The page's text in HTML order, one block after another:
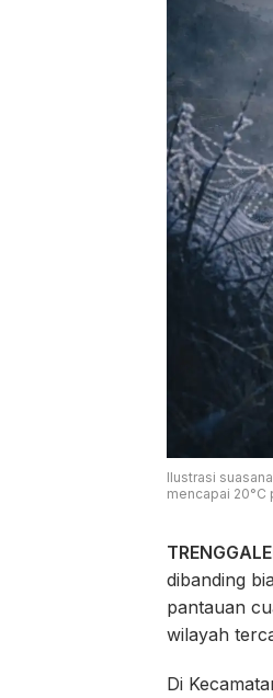
Ilustrasi
mencapai 20°C
dibanding
pantauan
wilayah
Di